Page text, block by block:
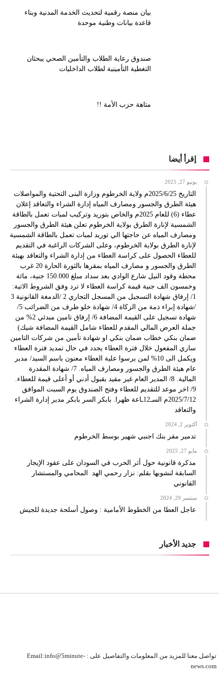
بيان منصة رقمية لتحديث الخدمة المدنية وبناء
قاعدة بيانات وطنية موحدة
صندوق رعاية الطلاب والتأمين الصحي يبحثان
التغطية التأمينية لطلاب الداخليات
متاهة حزب الأمة !!
إقرأ أيضا
يونيو 27, 2025
التاريخ 2025/6/25م ولاية الخرطوم وزارة البنى التحتية والمواصلات
هيئة الطرق والجسور ومصارف المياه إدارة الشراء والتعاقد إعلان
عطاء (6) للعام 2025م والخاص بتوريد وتركيب لمبات تعمل بالطاقة
الشمسية لإنارة الطرق بولاية الخرطوم تعلن هيئة الطرق والجسور
ومصارف المياه عن حاجتها الي توريد لمبات تعمل بالطاقة الشمسية
لإنارة الطرق بولاية الخرطوم، وعلى الشركات الراغبة في التقديم
للعطاء الحصول على كراسة العطاء من إدارة الشراء والتعاقد بهيئة
الطرق والجسور و مصارف المياه بمقرها بالثورة الحارة 20 غرب
محطة وقود النيل شارع الوادي بعد سداد مبلغ 150.000 جنية، مائة
وخمسون الف جنية قيمة كراسة العطاء لا ترد وفق الشروط الاتية:
1/ إرفاق شهادة التسجيل من المسجل التجاري 2 /الدمغة القانونية 3
/شهادة إبراء ذمة من الزكاة 4/ شهادة خلو طرف من الضرائب 5/
شهادة تسجيل على القيمة المضافة 6/ إرفاق تامين مبدئي 2% من
جملة العرض المالي المقدم للعطاء شامل القيمة المضافة شيك)
ضمان بنكي خطاب ضمان بنكي او شهادة تأمين من شركات التامين
ساري المفعول خلال فترة العطاء يجدد في حال تمديد فترة العطاء
ويكمل الى 10% لمن يرسوا علية العطاء معنون باسم السيد/ مدير
عام هيئة الطرق والجسور ومصارف المياه. 7/ شهادة المقدرة
المالية. 8/ المدير العام غير مقيد بقبول أدني أو أعلى قيمة للعطاء.
9/ اخر موعد للتقديم للعطاء وفتح الصندوق يوم السبت الموافق
2025/7/12م السـ12ـاعة ظهرا. بابكر السر بابكر مدير إدارة الشراء
والتعاقد
أكتوبر 2, 2024
تدمير مقر بنك اجنبي شهير بوسط الخرطوم
مايو 27, 2025
مذكرة قانونية حول أثر الحرب في السودان على عقود الإيجار
السابقة لنشوبها بقلم: نزار رحمي الهد المحامي والمستشار
القانوني
سبتمبر 29, 2024
عاجل العطا من الخطوط الأمامية : وصول أسلحة جديدة للجيش
جديد الأخبار
تواصل معنا للمزيد من المعلومات والتفاصيل على : Email:info@5minute-
news.com